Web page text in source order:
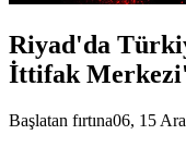
Riyad'da
İttifak
Başlatan fırtına06, 15